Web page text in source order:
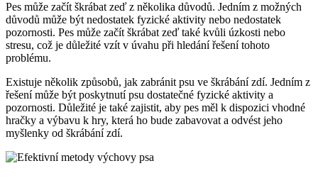
Pes může začít škrábat zeď z několika důvodů. Jedním z možných
důvodů může být nedostatek fyzické aktivity nebo nedostatek
pozornosti. Pes může začít škrábat zeď také kvůli úzkosti nebo
stresu, což je důležité vzít v úvahu při hledání řešení tohoto
problému.
Existuje několik způsobů, jak zabránit psu ve škrábání zdí. Jedním z
řešení může být poskytnutí psu dostatečné fyzické aktivity a
pozornosti. Důležité je také zajistit, aby pes měl k dispozici vhodné
hračky a výbavu k hry, která ho bude zabavovat a odvést jeho
myšlenky od škrábání zdí.